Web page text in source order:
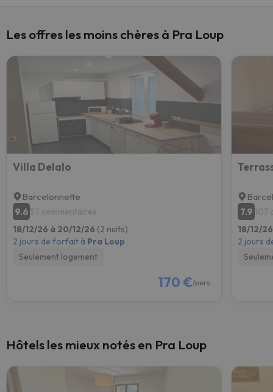
Les offres les moins chères à Pra Loup
Villa Delalo
Barcelonnette
9.6 57 commentaires
18/12/26 à 20/12/26 (2 nuits)
2 jours de forfait à Pra Loup
Seulement logement
170 €/pers.
7.9 107
18/12/
2 jours
Hôtels les mieux notés en Pra Loup